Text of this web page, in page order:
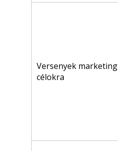
Versenyek marketing
célokra